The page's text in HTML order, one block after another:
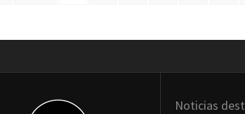
Noticias